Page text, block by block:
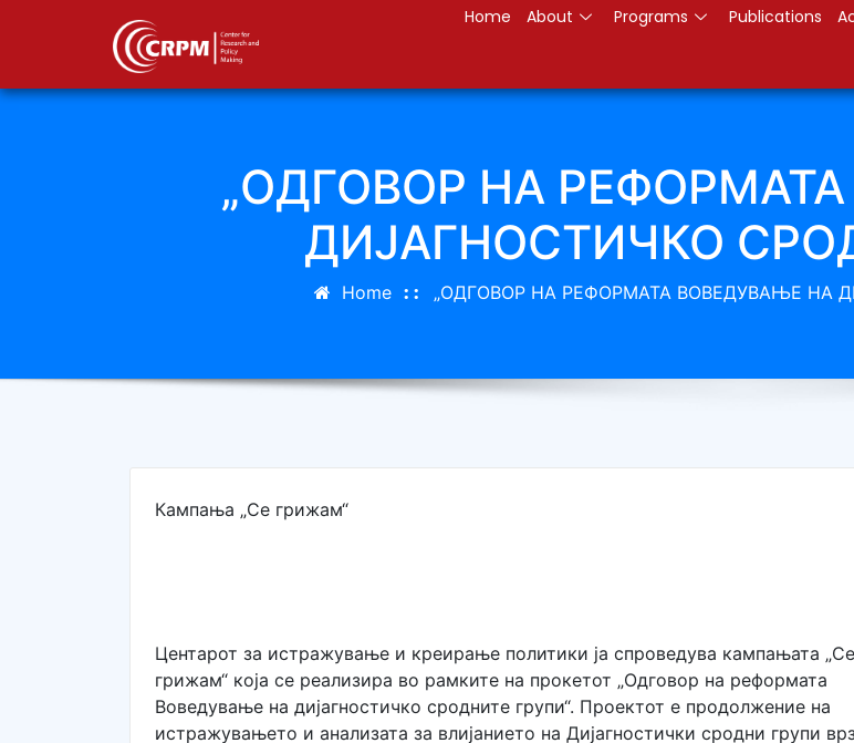
Home About Programs Publications
„ОДГОВОР НА
ДИЈАГНОСТИЧКО
Home „ОДГОВОР НА РЕФОРМАТА ВОВЕДУВАЊЕ НА
Кампања „Се грижам“
Центарот за истражување и креирање политики ја спроведува кампањата „Се
грижам“ која се реализира во рамките на прокетот „Одговор на реформата
Воведување на дијагностичко сродните групи“. Проектот е продолжение на
истражувањето и анализата за влијанието на Дијагностички сродни групи